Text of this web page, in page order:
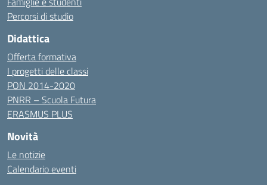
Percorsi di studio
Didattica
Offerta formativa
I progetti delle classi
PON 2014-2020
PNRR – Scuola Futura
ERASMUS PLUS
Novità
Le notizie
Calendario eventi